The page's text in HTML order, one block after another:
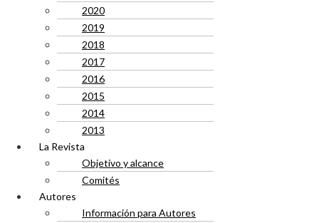
2020
2019
2018
2017
2016
2015
2014
2013
La Revista
Objetivo y alcance
Comités
Autores
Información para Autores